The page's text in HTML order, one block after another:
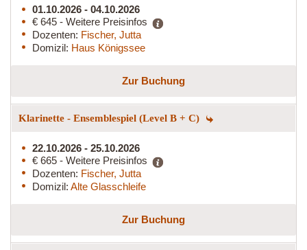
01.10.2026 - 04.10.2026
€ 645 - Weitere Preisinfos
Dozenten: Fischer, Jutta
Domizil: Haus Königssee
Zur Buchung
Klarinette - Ensemblespiel (Level B + C)
22.10.2026 - 25.10.2026
€ 665 - Weitere Preisinfos
Dozenten: Fischer, Jutta
Domizil: Alte Glasschleife
Zur Buchung